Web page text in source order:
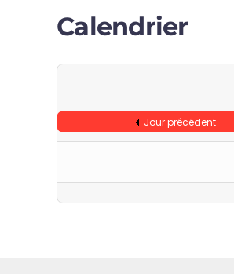
Calendrier
Jour précédent